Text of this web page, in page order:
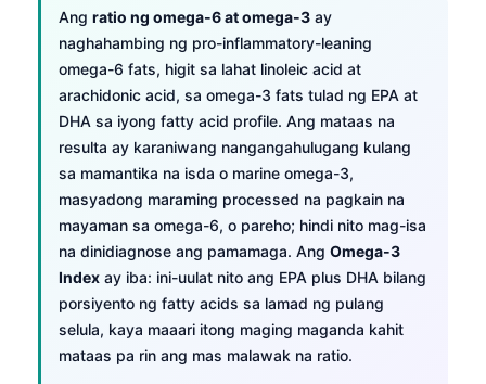
Ang ratio ng omega-6 at omega-3 ay
naghahambing ng pro-inflammatory-leaning
omega-6 fats, higit sa lahat linoleic acid at
arachidonic acid, sa omega-3 fats tulad ng EPA at
DHA sa iyong fatty acid profile. Ang mataas na
resulta ay karaniwang nangangahulugang kulang
sa mamantika na isda o marine omega-3,
masyadong maraming processed na pagkain na
mayaman sa omega-6, o pareho; hindi nito mag-isa
na dinidiagnose ang pamamaga. Ang Omega-3
Index ay iba: ini-uulat nito ang EPA plus DHA bilang
porsiyento ng fatty acids sa lamad ng pulang
selula, kaya maaari itong maging maganda kahit
mataas pa rin ang mas malawak na ratio.